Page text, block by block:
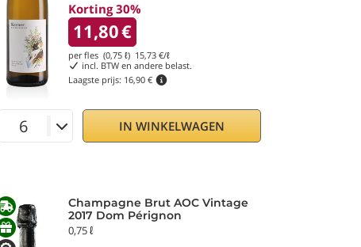
Korting 30%
11,80€
per fles (0,75 ℓ) 15,73 €/ℓ
incl. BTW en andere belast.
Laagste prijs: 16,90 €
IN WINKELWAGEN
Champagne Brut AOC Vintage
2017 Dom Pérignon
0,75 ℓ